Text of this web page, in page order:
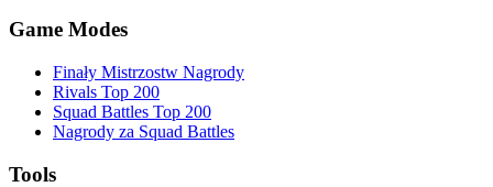
Game Modes
Finały Mistrzostw Nagrody
Rivals Top 200
Squad Battles Top 200
Nagrody za Squad Battles
Tools